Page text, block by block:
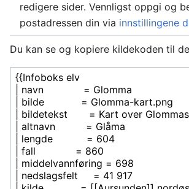
redigere sider. Vennligst oppgi og
postadressen din via innstillingene
Du kan se og kopiere kildekoden til